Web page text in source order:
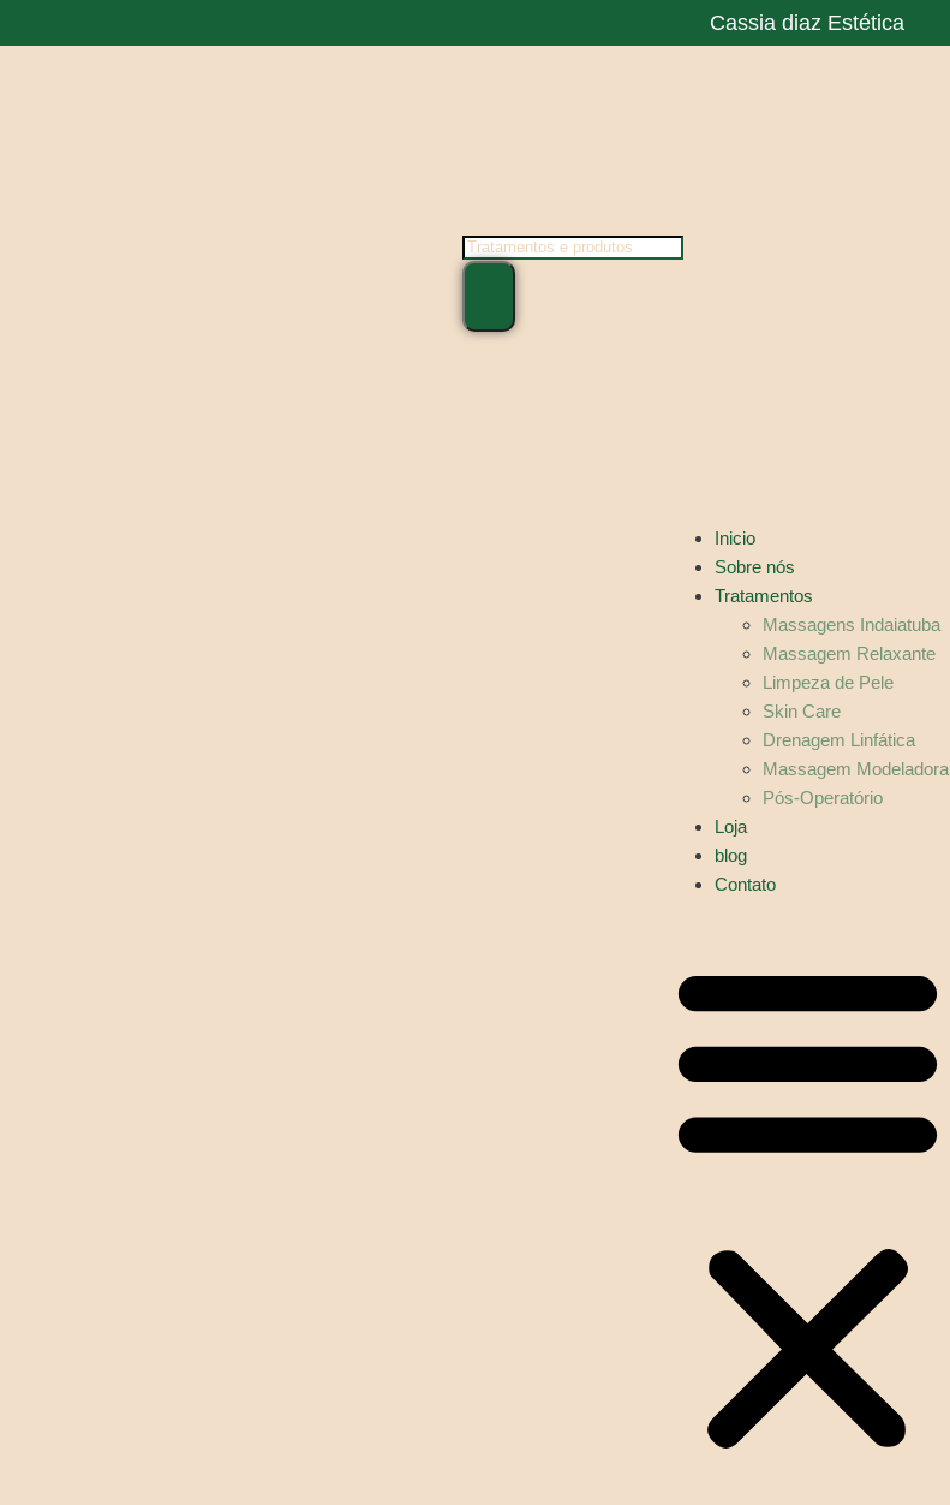
Cassia diaz Estética
Inicio
Sobre nós
Tratamentos
Massagens Indaiatuba
Massagem Relaxante
Limpeza de Pele
Skin Care
Drenagem Linfática
Massagem Modeladora
Pós-Operatório
Loja
blog
Contato